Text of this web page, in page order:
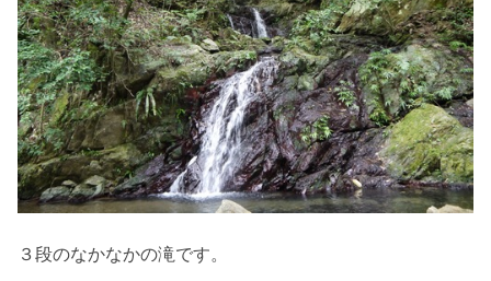
３段のなかなかの滝です。